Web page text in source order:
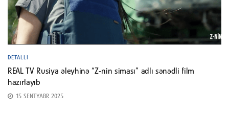
DETALLI
REAL TV Rusiya əleyhinə “Z-nin siması” adlı sənədli film
hazırlayıb
15 SENTYABR 2025